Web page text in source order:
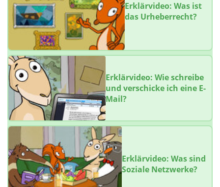
Erklärvideo: Was ist
das Urheberrecht?
Erklärvideo: Wie schreibe
und verschicke ich eine E-
Mail?
Erklärvideo: Was sind
Soziale Netzwerke?